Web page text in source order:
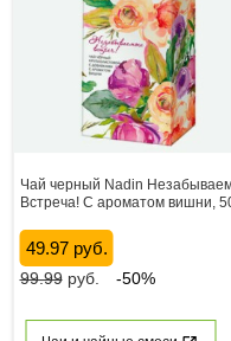
Чай черный Nadin
Встреча! С ароматом вишни,
49.97 руб.
99.99руб. -50%